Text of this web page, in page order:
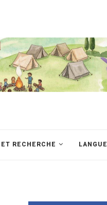
RECHERCHE